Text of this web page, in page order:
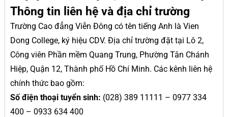
Thông tin liên hệ và địa chỉ trường
Trường Cao đẳng Viễn Đông có tên tiếng Anh là Vien
Dong College, ký hiệu CDV. Địa chỉ trường đặt tại Lô 2,
Công viên Phần mềm Quang Trung, Phường Tân Chánh
Hiệp, Quận 12, Thành phố Hồ Chí Minh. Các kênh liên hệ
chính thức bao gồm:
Số điện thoại tuyển sinh: (028) 389 11111 – 0977 334
400 – 0933 634 400